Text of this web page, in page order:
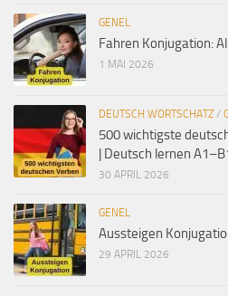
GENEL
Fahren Konjugation:
1 MAI 2026
DEUTSCH WORTSCHATZ /
500 wichtigste
| Deutsch lernen
30 APRIL 2026
GENEL
Aussteigen
29 APRIL 2026